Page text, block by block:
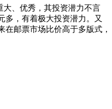
、优秀，其投资潜力不言
多，有着极大投资潜力。又
邮票市场比价高于多版式，